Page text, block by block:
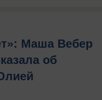
Маша Вебер
об